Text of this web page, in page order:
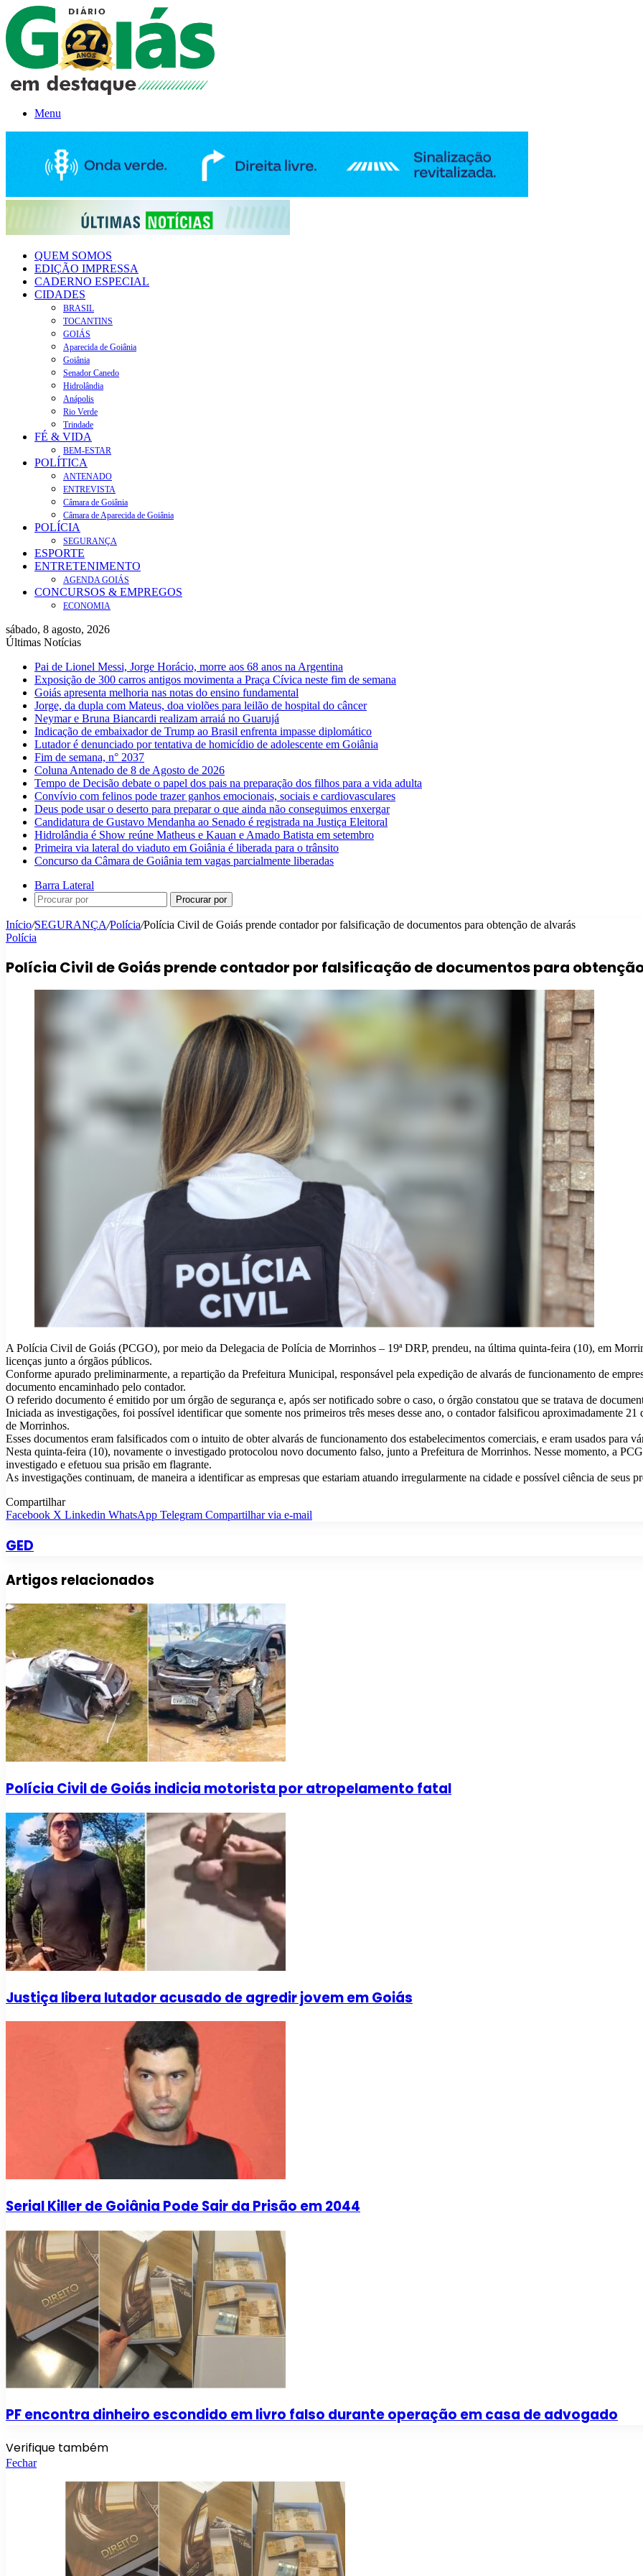
Menu
QUEM SOMOS
EDIÇÃO IMPRESSA
CADERNO ESPECIAL
CIDADES
BRASIL
TOCANTINS
GOIÁS
Aparecida de Goiânia
Goiânia
Senador Canedo
Hidrolândia
Anápolis
Rio Verde
Trindade
FÉ & VIDA
BEM-ESTAR
POLÍTICA
ANTENADO
ENTREVISTA
Câmara de Goiânia
Câmara de Aparecida de Goiânia
POLÍCIA
SEGURANÇA
ESPORTE
ENTRETENIMENTO
AGENDA GOIÁS
CONCURSOS & EMPREGOS
ECONOMIA
sábado, 8 agosto, 2026
Últimas Notícias
Pai de Lionel Messi, Jorge Horácio, morre aos 68 anos na Argentina
Exposição de 300 carros antigos movimenta a Praça Cívica neste fim de semana
Goiás apresenta melhoria nas notas do ensino fundamental
Jorge, da dupla com Mateus, doa violões para leilão de hospital do câncer
Neymar e Bruna Biancardi realizam arraiá no Guarujá
Indicação de embaixador de Trump ao Brasil enfrenta impasse diplomático
Lutador é denunciado por tentativa de homicídio de adolescente em Goiânia
Fim de semana, n° 2037
Coluna Antenado de 8 de Agosto de 2026
Tempo de Decisão debate o papel dos pais na preparação dos filhos para a vida adulta
Convívio com felinos pode trazer ganhos emocionais, sociais e cardiovasculares
Deus pode usar o deserto para preparar o que ainda não conseguimos enxergar
Candidatura de Gustavo Mendanha ao Senado é registrada na Justiça Eleitoral
Hidrolândia é Show reúne Matheus e Kauan e Amado Batista em setembro
Primeira via lateral do viaduto em Goiânia é liberada para o trânsito
Concurso da Câmara de Goiânia tem vagas parcialmente liberadas
Barra Lateral
Procurar por
Início/SEGURANÇA/Polícia/Polícia Civil de Goiás prende contador por falsificação de documentos para obtenção de alvarás
Polícia
Polícia Civil de Goiás prende contador por falsificação de documentos para
A Polícia Civil de Goiás (PCGO), por meio da Delegacia de Polícia de Morrinhos – 19ª DRP, prendeu, na última quinta-feira (10), em
licenças junto a órgãos públicos.
Conforme apurado preliminarmente, a repartição da Prefeitura Municipal, responsável pela expedição de alvarás de funcionamento de
documento encaminhado pelo contador.
O referido documento é emitido por um órgão de segurança e, após ser notificado sobre o caso, o órgão constatou que se tratava de
Iniciada as investigações, foi possível identificar que somente nos primeiros três meses desse ano, o contador falsificou aproximadamente 21
de Morrinhos.
Esses documentos eram falsificados com o intuito de obter alvarás de funcionamento dos estabelecimentos comerciais, e eram usados para
Nesta quinta-feira (10), novamente o investigado protocolou novo documento falso, junto a Prefeitura de Morrinhos. Nesse momento, a
investigado e efetuou sua prisão em flagrante.
As investigações continuam, de maneira a identificar as empresas que estariam atuando irregularmente na cidade e possível ciência de seus
Compartilhar
Facebook X Linkedin WhatsApp Telegram Compartilhar via e-mail
GED
Artigos relacionados
Polícia Civil de Goiás indicia motorista por atropelamento fatal
Justiça libera lutador acusado de agredir jovem em Goiás
Serial Killer de Goiânia Pode Sair da Prisão em 2044
PF encontra dinheiro escondido em livro falso durante operação em casa de advogado
Verifique também
Fechar